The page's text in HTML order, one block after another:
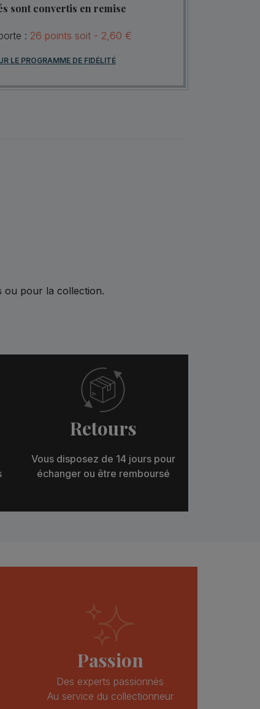
sont convertis en remise
: 26 points soit - 2,60 €
LE PROGRAMME DE FIDÉLITÉ
ou pour la collection.
Retours
Vous disposez de 14 jours pour
échanger ou être remboursé
Passion
Des experts passionnés
Au service du collectionneur